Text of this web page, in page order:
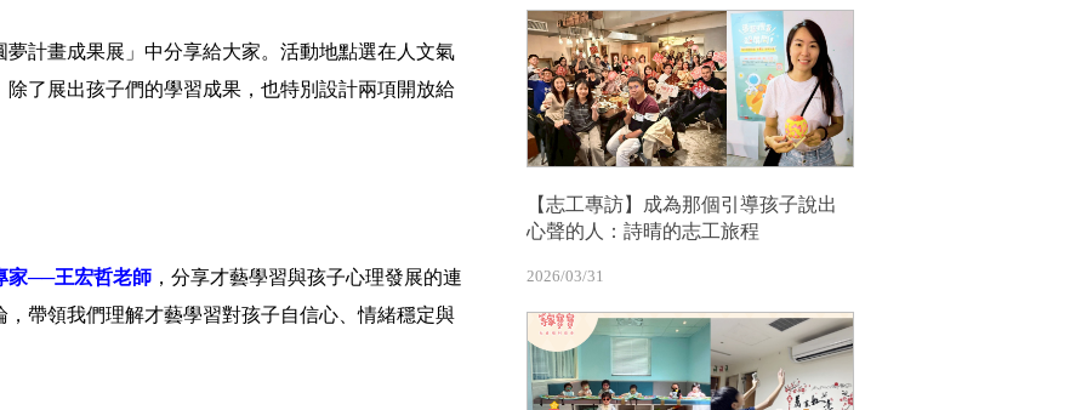
夢計畫成果展」中分享給大家。活動地點選在人文氣
了展出孩子們的學習成果，也特別設計兩項開放給
家──王宏哲老師 ，分享才藝學習與孩子心理發展的連
帶領我們理解才藝學習對孩子自信心、情緒穩定與
【志工專訪】成為那個引導孩子說出
心聲的人：詩晴的志工旅程
2026/03/31